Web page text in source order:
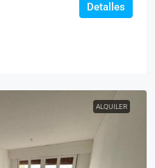
Detalles
ALQUILER